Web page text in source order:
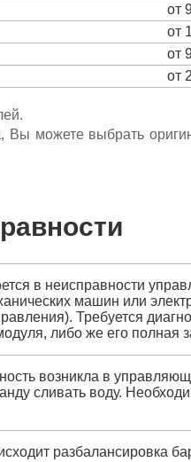
от
от
от
от
Вы можете выбрать
в неисправности
машин или
Требуется
либо же его полная
возникла в
сливать воду.
разбалансировка